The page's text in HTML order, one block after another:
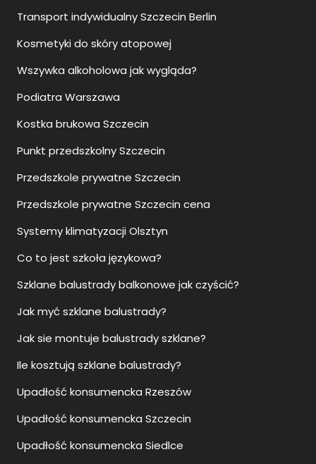
Transport indywidualny Szczecin Berlin
Kosmetyki do skóry atopowej
Wszywka alkoholowa jak wygląda?
Podiatra Warszawa
Kostka brukowa Szczecin
Punkt przedszkolny Szczecin
Przedszkole prywatne Szczecin
Przedszkole prywatne Szczecin cena
Systemy klimatyzacji Olsztyn
Co to jest szkoła językowa?
Szklane balustrady balkonowe jak czyścić?
Jak myć szklane balustrady?
Jak sie montuje balustrady szklane?
Ile kosztują szklane balustrady?
Upadłość konsumencka Rzeszów
Upadłość konsumencka Szczecin
Upadłość konsumencka Siedlce